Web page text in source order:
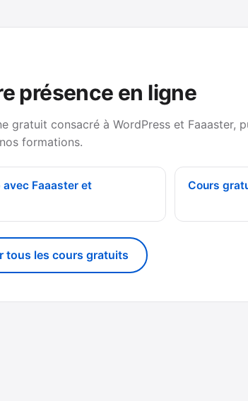
présence en ligne
gratuit consacré à WordPress et Faaaster,
formations.
Faaaster et
Cours
tous les cours gratuits